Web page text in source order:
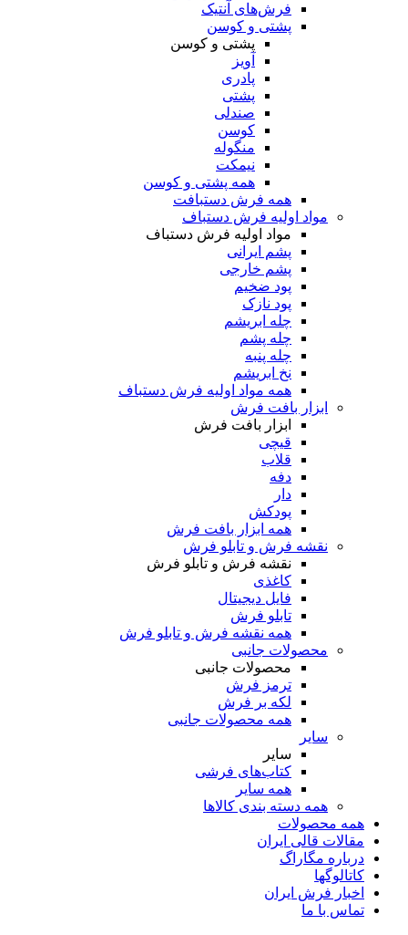
فرش‌های آنتیک
پشتی و کوسن
پشتی و کوسن
آویز
پادری
پشتی
صندلی
کوسن
منگوله
نیمکت
همه پشتی و کوسن
همه فرش دستبافت
مواد اولیه فرش دستباف
مواد اولیه فرش دستباف
پشم ایرانی
پشم خارجی
پود ضخیم
پود نازک
چله ابریشم
چله پشم
چله پنبه
نخ ابریشم
همه مواد اولیه فرش دستباف
ابزار بافت فرش
ابزار بافت فرش
قیچی
قلاب
دفه
دار
پودکش
همه ابزار بافت فرش
نقشه فرش و تابلو فرش
نقشه فرش و تابلو فرش
کاغذی
فایل دیجیتال
تابلو فرش
همه نقشه فرش و تابلو فرش
محصولات جانبی
محصولات جانبی
ترمز فرش
لکه بر فرش
همه محصولات جانبی
سایر
سایر
کتاب‌های فرشی
همه سایر
همه دسته بندی کالاها
همه محصولات
مقالات قالی ایران
درباره مگاراگ
کاتالوگها
اخبار فرش ایران
تماس با ما